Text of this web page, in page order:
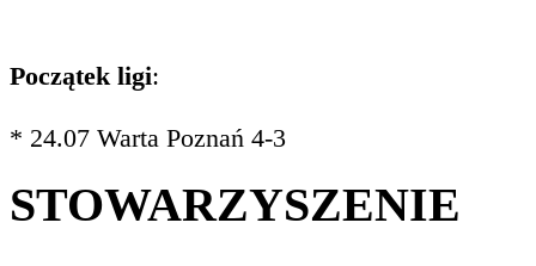
Początek ligi:
* 24.07 Warta Poznań 4-3
STOWARZYSZENIE